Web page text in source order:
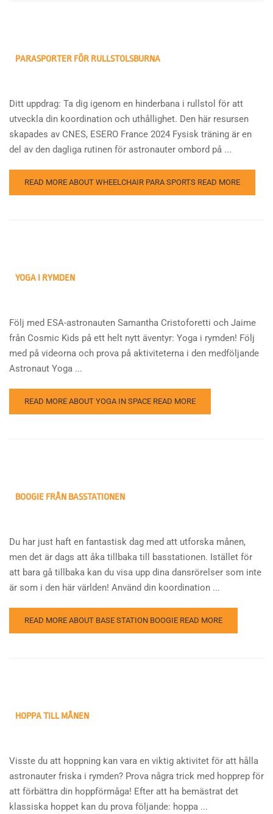
PARASPORTER FÖR RULLSTOLSBURNA
Ditt uppdrag: Ta dig igenom en hinderbana i rullstol för att
utveckla din koordination och uthållighet. Den här resursen
skapades av CNES, ESERO France 2024 Fysisk träning är en
del av den dagliga rutinen för astronauter ombord på ...
READ MORE ABOUT WHEELCHAIR PARA SPORTS READ MORE
YOGA I RYMDEN
Följ med ESA-astronauten Samantha Cristoforetti och Jaime
från Cosmic Kids på ett helt nytt äventyr: Yoga i rymden! Följ
med på videorna och prova på aktiviteterna i den medföljande
Astronaut Yoga ...
READ MORE ABOUT YOGA IN SPACE READ MORE
BOOGIE FRÅN BASSTATIONEN
Du har just haft en fantastisk dag med att utforska månen,
men det är dags att åka tillbaka till basstationen. Istället för
att bara gå tillbaka kan du visa upp dina dansrörelser som inte
är som i den här världen! Använd din koordination ...
READ MORE ABOUT BASE STATION BOOGIE READ MORE
HOPPA TILL MÅNEN
Visste du att hoppning kan vara en viktig aktivitet för att hålla
astronauter friska i rymden? Prova några trick med hopprep för
att förbättra din hoppförmåga! Efter att ha bemästrat det
klassiska hoppet kan du prova följande: hoppa ...